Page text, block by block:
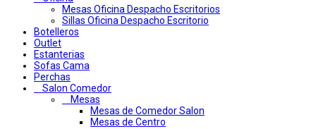
Mesas Oficina Despacho Escritorios
Sillas Oficina Despacho Escritorio
Botelleros
Outlet
Estanterias
Sofas Cama
Perchas
Salon Comedor
Mesas
Mesas de Comedor Salon
Mesas de Centro